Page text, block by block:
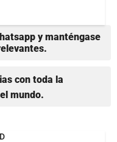
y manténgase
con toda la
mundo.